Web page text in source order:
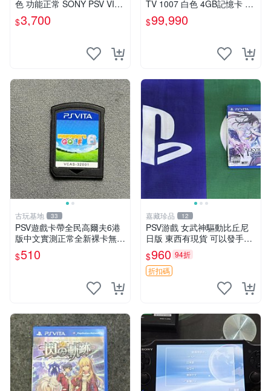
色 功能正常 SONY PSV VITA
主機 2000~3000型 二手功能
正常 賣3千5~4千也可用各式
$3,700
TV 1007 白色 4GB記憶卡 PS
3手把(白) 書盒完整 【台中恐
龍電玩】
$99,990
古玩基地 33
PSV遊戲卡帶全民高爾夫6港
版中文實測正常全新裸卡無保
售不退換單次購兩張以上再享
優惠 全民高爾夫6 PSV 港版
$510
嘉藏珍品 12
PSV游戲 女武神驅動比丘尼
日版 東西有現貨 可以發手物
品 無質量問題售不退不換
$960 94折
折扣碼